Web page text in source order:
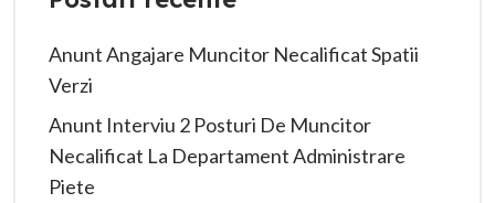
Anunt Angajare Muncitor Necalificat Spatii
Verzi
Anunt Interviu 2 Posturi De Muncitor
Necalificat La Departament Administrare
Piete